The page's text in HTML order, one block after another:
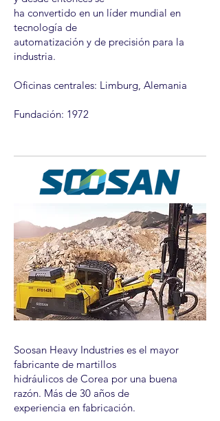
ha convertido en un líder mundial en
tecnología de
automatización y de precisión para la
industria.
Oficinas centrales: Limburg, Alemania
Fundación: 1972
Soosan Heavy Industries es el mayor
fabricante de martillos
hidráulicos de Corea por una buena
razón. Más de 30 años de
experiencia en fabricación.